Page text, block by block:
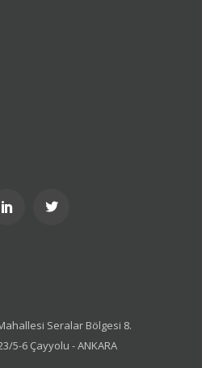
Seralar Bölgesi 8.
5-6 Çayyolu - ANKARA